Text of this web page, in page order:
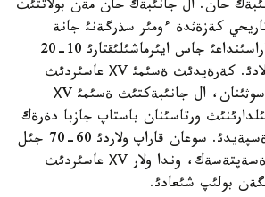
حان. ال جانئبةك حان مةن بولاتتئث
كةزةثدة ءومئر سذرگةنئ جانة
بةلگئلئ. ولاردئث دا اراسئنداعئ جاس ايئرماشئلئقتارئ 10-20
جئل دةپ ساناؤعا بولادئ. كةرةيدئث ةسئمئ ХV عاسئردئث
60-شئ جئلدارئنئث سوثئنان، ال جانئبةكتئث ةسئمئ ХV
70-شئ جئلدارئنئث ورتاسئنان باستاپ جازبا دةرةك
مالئمةتتةرئندة كةزدةسپةيدئ. سوعان قاراپ ولاردئ 60-70 جئل
ءومئر سذرگةن دةپ ةسةپتةسةك، وندا ولار ХV عاسئردئث
بولئپ شئعادئ.